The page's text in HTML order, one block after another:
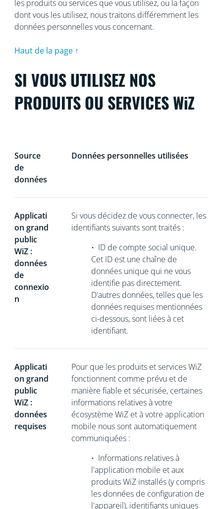
les produits ou services que vous utilisez, ou la façon
dont vous les utilisez, nous traitons différemment les
données personnelles vous concernant.
Haut de la page ↑
SI VOUS UTILISEZ NOS
PRODUITS OU SERVICES WiZ
Source
de
données
Données personnelles utilisées
Applicati
on grand
public
WiZ :
données
de
connexio
n
Si vous décidez de vous connecter, les
identifiants suivants sont traités :
• ID de compte social unique.
Cet ID est une chaîne de
données unique qui ne vous
identifie pas directement.
D'autres données, telles que les
données requises mentionnées
ci-dessous, sont liées à cet
identifiant.
Applicati
on grand
public
WiZ :
données
requises
Pour que les produits et services WiZ
fonctionnent comme prévu et de
manière fiable et sécurisée, certaines
informations relatives à votre
écosystème WiZ et à votre application
mobile nous sont automatiquement
communiquées :
• Informations relatives à
l'application mobile et aux
produits WiZ installés (y compris
les données de configuration de
l'appareil), identifiants uniques